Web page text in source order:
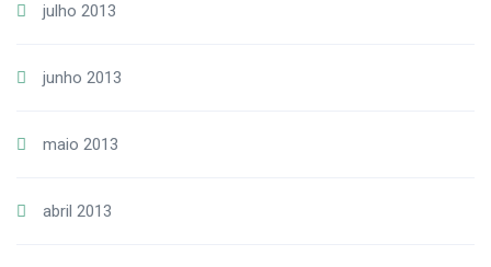
julho 2013
junho 2013
maio 2013
abril 2013